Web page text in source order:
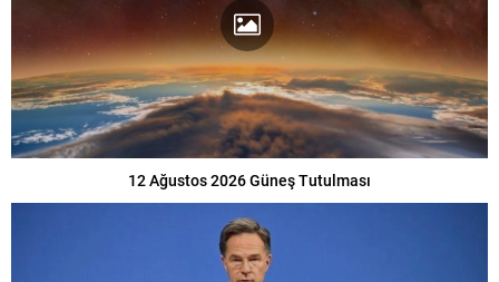
12 Ağustos 2026 Güneş Tutulması